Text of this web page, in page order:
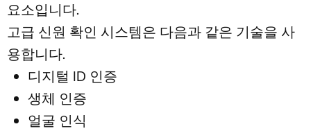
요소입니다.
고급 신원 확인 시스템은 다음과 같은 기술을 사
용합니다.
디지털 ID 인증
생체 인증
얼굴 인식